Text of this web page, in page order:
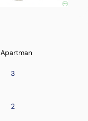
Apartman
3
2